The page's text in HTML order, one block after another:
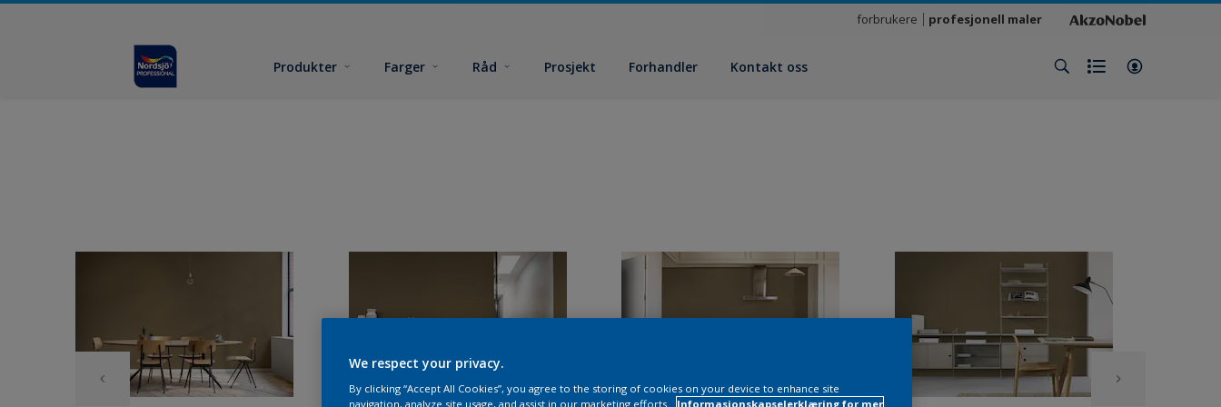
forbrukere profesjonell maler
Produkter Farger Råd Prosjekt Forhandler Kontakt oss
We respect your privacy.
By clicking “Accept All Cookies”, you agree to the storing of cookies on your device to enhance site
navigation, analyze site usage, and assist in our marketing efforts.
Informasjonskapselerklæring for mer